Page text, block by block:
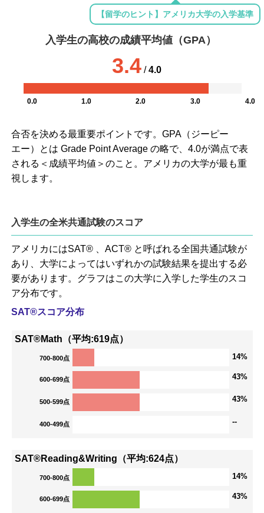
【留学のヒント】アメリカ大学の入学基準
入学生の高校の成績平均値（GPA）
3.4/4.0
0.0 1.0 2.0 3.0 4.0
合否を決める最重要ポイントです。GPA（ジーピー
エー）とは Grade Point Average の略で、4.0が満点で表
される＜成績平均値＞のこと。アメリカの大学が最も重
視します。
入学生の全米共通試験のスコア
アメリカにはSAT® 、ACT® と呼ばれる全国共通試験が
あり、大学によってはいずれかの試験結果を提出する必
要があります。グラフはこの大学に入学した学生のスコ
ア分布です。
SAT®スコア分布
SAT®Math（平均:619点）
700-800点 14%
600-699点 43%
500-599点 43%
400-499点 --
SAT®Reading&Writing（平均:624点）
700-800点 14%
600-699点 43%